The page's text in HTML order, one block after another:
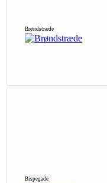
Brøndstræde
Bispegade